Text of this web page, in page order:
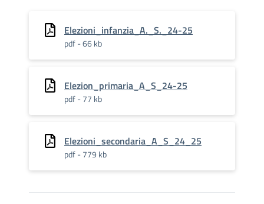
Elezioni_infanzia_A._S._24-25
pdf - 66 kb
Elezion_primaria_A_S_24-25
pdf - 77 kb
Elezioni_secondaria_A_S_24_25
pdf - 779 kb